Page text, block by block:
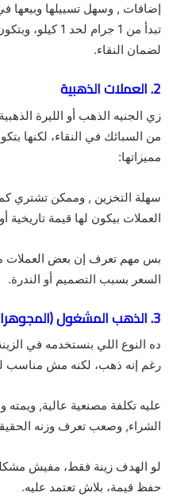
إضافات , وسهل تسييلها وبيعها
تبدأ من 1 جرام
لضمان النقاء.
2. العملات الذهبية
زي الجنيه الذهب أو الليرة
من السبائك في النقاء، لكنها
مميزاتها:
سهلة التخزين , وممكن تشتري
العملات بيكون لها قيمة تاريخية أو
بس مهم تعرف إن بعض العملات
السعر بسبب التصميم أو الندرة.
3. الذهب المشغول
رغم إنه ذهب، لكنه مش مناسب
عليه تكلفة مصنعية عالية, ويمته
الشراء, وصعب تعرف وزنه
لو الهدف زينة فقط، مفيش
حفظ قيمة، بلاش تعتمد عليه.